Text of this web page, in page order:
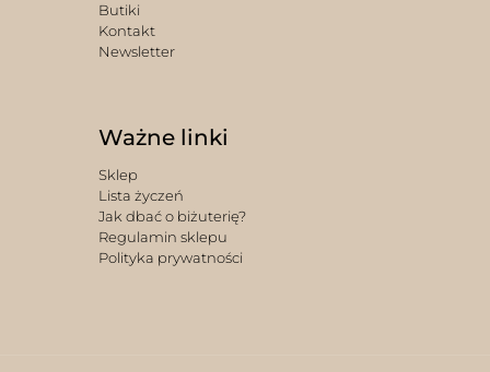
Butiki
Kontakt
Newsletter
Ważne linki
Sklep
Lista życzeń
Jak dbać o biżuterię?
Regulamin sklepu
Polityka prywatności